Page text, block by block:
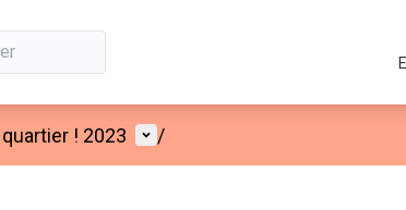
! 2023 Menu utilisateur
/